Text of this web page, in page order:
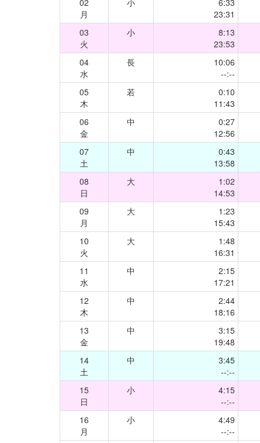
02
月
小
6:33
23:31
03
火
小
8:13
23:53
04
水
長
10:06
--:--
05
木
若
0:10
11:43
06
金
中
0:27
12:56
07
土
中
0:43
13:58
08
日
大
1:02
14:53
09
月
大
1:23
15:43
10
火
大
1:48
16:31
11
水
中
2:15
17:21
12
木
中
2:44
18:16
13
金
中
3:15
19:48
14
土
中
3:45
--:--
15
日
小
4:15
--:--
16
月
小
4:49
--:--